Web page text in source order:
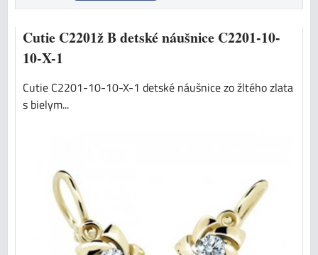
Cutie C2201ž B detské náušnice C2201-10-
10-X-1
Cutie C2201-10-10-X-1 detské náušnice zo žltého zlata
s bielym...